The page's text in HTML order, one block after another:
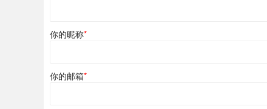
你的昵称*
你的邮箱*